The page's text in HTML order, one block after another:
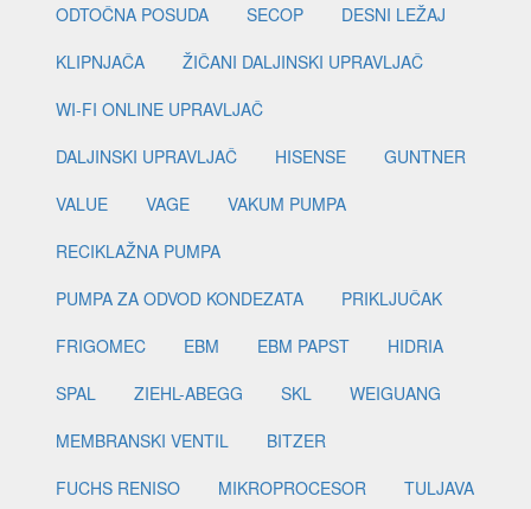
ODTOČNA POSUDA
SECOP
DESNI LEŽAJ
KLIPNJAČA
ŽIČANI DALJINSKI UPRAVLJAČ
WI-FI ONLINE UPRAVLJAČ
DALJINSKI UPRAVLJAČ
HISENSE
GUNTNER
VALUE
VAGE
VAKUM PUMPA
RECIKLAŽNA PUMPA
PUMPA ZA ODVOD KONDEZATA
PRIKLJUČAK
FRIGOMEC
EBM EBM PAPST
HIDRIA
SPAL
ZIEHL-ABEGG SKL
WEIGUANG
MEMBRANSKI VENTIL
BITZER
FUCHS RENISO
MIKROPROCESOR TULJAVA